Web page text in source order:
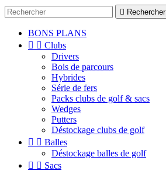
 Rechercher
BONS PLANS
  Clubs
Drivers
Bois de parcours
Hybrides
Série de fers
Packs clubs de golf & sacs
Wedges
Putters
Déstockage clubs de golf
  Balles
Déstockage balles de golf
  Sacs